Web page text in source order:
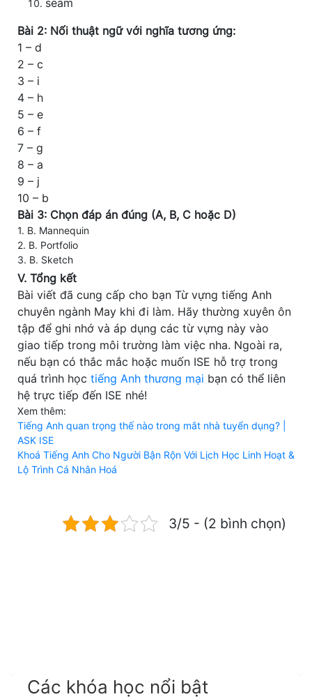
seam
Bài 2: Nối thuật ngữ với nghĩa tương ứng:
1 – d
2 – c
3 – i
4 – h
5 – e
6 – f
7 – g
8 – a
9 – j
10 – b
Bài 3: Chọn đáp án đúng (A, B, C hoặc D)
1. B. Mannequin
2. B. Portfolio
3. B. Sketch
V. Tổng kết
Bài viết đã cung cấp cho bạn Từ vựng tiếng Anh
chuyên ngành May khi đi làm. Hãy thường xuyên ôn
tập để ghi nhớ và áp dụng các từ vựng này vào
giao tiếp trong môi trường làm việc nha. Ngoài ra,
nếu bạn có thắc mắc hoặc muốn ISE hỗ trợ trong
quá trình học tiếng Anh thương mại bạn có thể liên
hệ trực tiếp đến ISE nhé!
Xem thêm:
Tiếng Anh quan trọng thế nào trong mắt nhà tuyển dụng? |
ASK ISE
Khoá Tiếng Anh Cho Người Bận Rộn Với Lịch Học Linh Hoạt &
Lộ Trình Cá Nhân Hoá
3/5 - (2 bình chọn)
Các khóa học nổi bật